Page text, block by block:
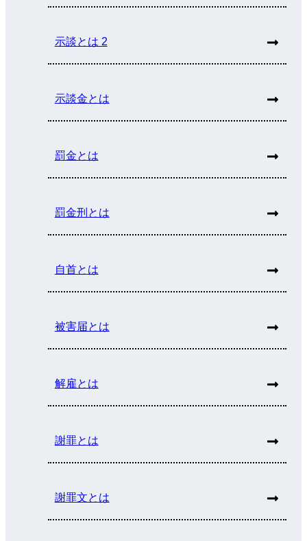
示談とは 2
示談金とは
罰金とは
罰金刑とは
自首とは
被害届とは
解雇とは
謝罪とは
謝罪文とは